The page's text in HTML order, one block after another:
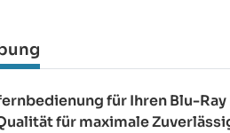
für Ihren Blu-
für maximale